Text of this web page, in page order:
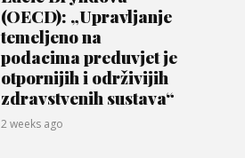
(OECD): „Upravljanje
temeljeno na
podacima preduvjet je
otpornijih i održivijih
zdravstvenih sustava“
2 weeks ago